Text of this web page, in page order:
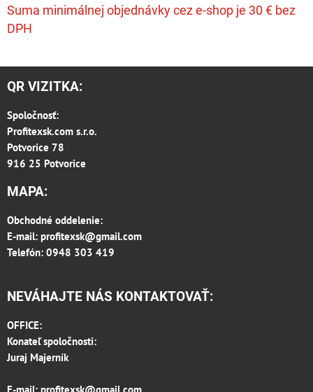
Suma minimálnej objednávky cez e-shop je 30 € bez
DPH
QR VIZITKA:
Spoločnosť:
Profitexsk.com s.r.o.
Potvorice 78
916 25 Potvorice
MAPA:
Obchodné oddelenie:
E-mail: profitexsk@gmail.com
Telefón: 0948 303 419
NEVÁHAJTE NÁS KONTAKTOVAŤ:
OFFICE:
Konateľ spoločnosti:
Juraj Majerník
E-mail: profitexsk@gmail.com